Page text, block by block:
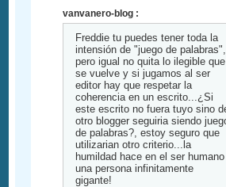
vanvanero-blog :
Freddie tu puedes tener toda la
intensión de "juego de palabras",
pero igual no quita lo ilegible que
se vuelve y si jugamos al ser
editor hay que respetar la
coherencia en un escrito...¿Si
este escrito no fuera tuyo sino
otro blogger seguiria siendo
de palabras?, estoy seguro que
utilizarian otro criterio...la
humildad hace en el ser humano
una persona infinitamente
gigante!